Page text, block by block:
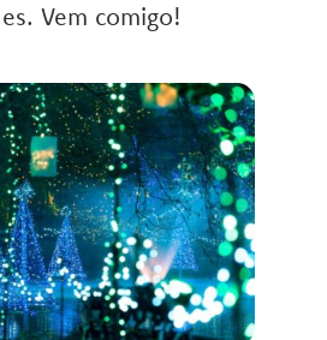
Vem comigo!